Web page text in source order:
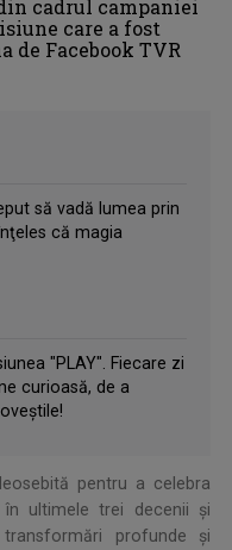
cadrul campaniei
care a fost
de Facebook TVR
să vadă lumea prin
că magia
"PLAY". Fiecare zi
curioasă, de a
pentru a celebra
în ultimele trei decenii și
profunde și